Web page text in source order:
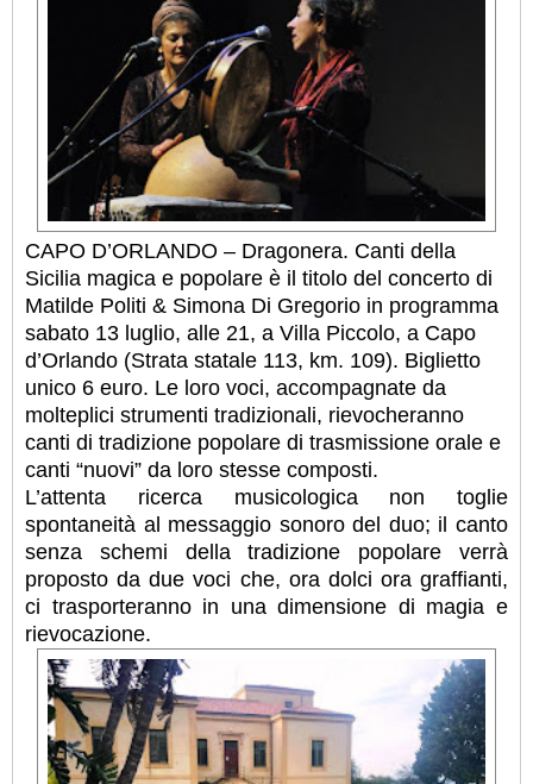
CAPO D’ORLANDO – Dragonera. Canti della
Sicilia magica e popolare è il titolo del concerto di
Matilde Politi & Simona Di Gregorio in programma
sabato 13 luglio, alle 21, a Villa Piccolo, a Capo
d’Orlando (Strata statale 113, km. 109). Biglietto
unico 6 euro. Le loro voci, accompagnate da
molteplici strumenti tradizionali, rievocheranno
canti di tradizione popolare di trasmissione orale e
canti “nuovi” da loro stesse composti.
L’attenta ricerca musicologica non toglie
spontaneità al messaggio sonoro del duo; il canto
senza schemi della tradizione popolare verrà
proposto da due voci che, ora dolci ora graffianti,
ci trasporteranno in una dimensione di magia e
rievocazione.